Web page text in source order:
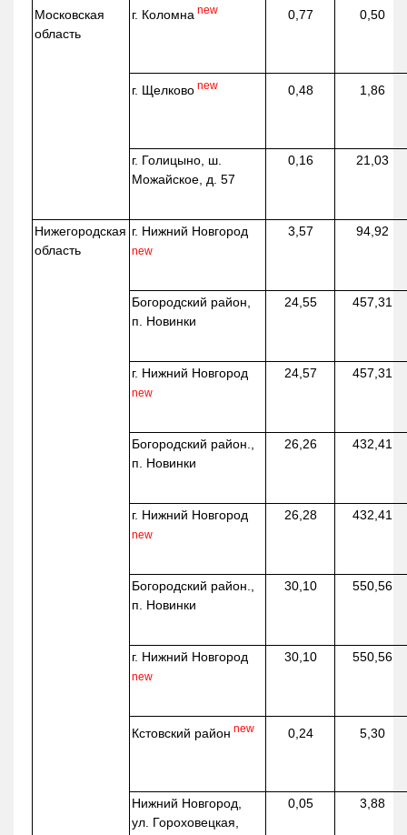
Московская
область
г. Коломна new 0,77 0,50
г. Щелково new 0,48 1,86
г. Голицыно, ш.
Можайское, д. 57
0,16 21,03
Нижегородская
область
г. Нижний Новгород
new
3,57 94,92
Богородский район,
п. Новинки
24,55 457,31
г. Нижний Новгород
new
24,57 457,31
Богородский район.,
п. Новинки
26,26 432,41
г. Нижний Новгород
new
26,28 432,41
Богородский район.,
п. Новинки
30,10 550,56
г. Нижний Новгород
new
30,10 550,56
Кстовский район new 0,24 5,30
Нижний Новгород,
ул. Гороховецкая,
0,05 3,88